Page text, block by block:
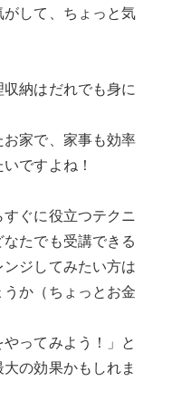
して、ちょっと気
納はだれでも身に
家で、家事も効率
ですよね！
ぐに役立つテクニ
たでも受講できる
ジしてみたい方は
か（ちょっとお金
ってみよう！」と
の効果かもしれま